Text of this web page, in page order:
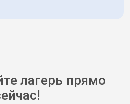
лагерь прямо